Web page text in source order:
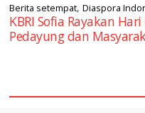
Berita setempat,Diaspora
KBRI Sofia Rayakan
Pedayung dan